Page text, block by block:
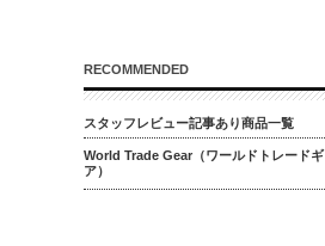
RECOMMENDED
スタッフレビュー記事あり商品一覧
World Trade Gear（ワールドトレードギ
ア）